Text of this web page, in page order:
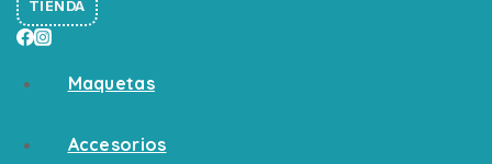
TIENDA
Maquetas
Accesorios